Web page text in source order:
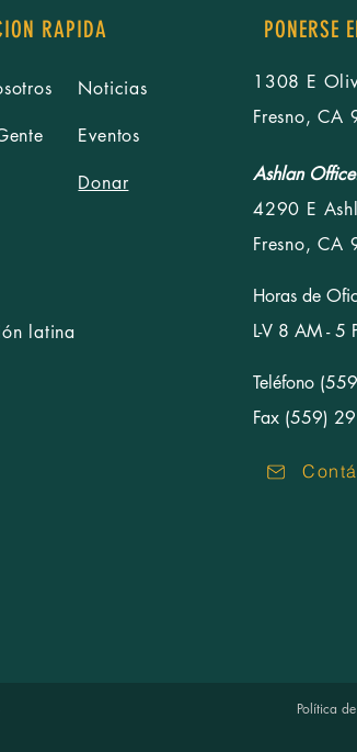
RAPIDA
Noticias
Eventos
Donar
latina
PONERSE
1308 E
Fresno, CA
Ashlan
4290 E
Fresno, CA
Horas de
L-V 8 AM - 5
Teléfono
Fax (559)
Política